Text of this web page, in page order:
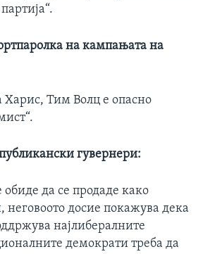
на кампањата на
Харис, Тим Волц е опасно
гувернери:
обиде да се продаде како
неговоото досие покажува дека
најлибералните
демократи треба да